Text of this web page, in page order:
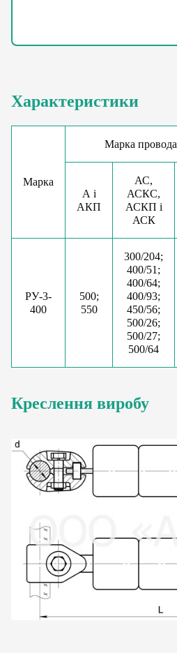
Характеристики
Марка
Марка провода
А і
АКП
АС,
АСКС,
АСКП і
АСК
РУ-3-
400
500;
550
300/204;
400/51;
400/64;
400/93;
450/56;
500/26;
500/27;
500/64
Креслення виробу